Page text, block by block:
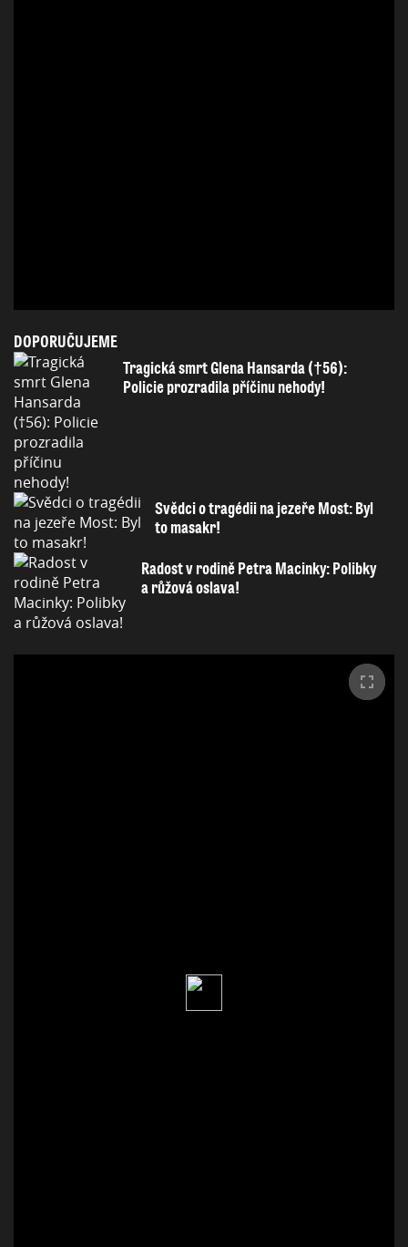
DOPORUČUJEME
Tragická smrt Glena Hansarda (†56):
Policie prozradila příčinu nehody!
Svědci o tragédii na jezeře Most: Byl
to masakr!
Radost v rodině Petra Macinky: Polibky
a růžová oslava!